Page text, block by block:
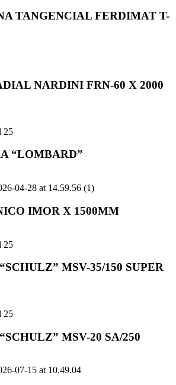
TANGENCIAL FERDIMAT T-
NARDINI FRN-60 X 2000
“LOMBARD”
IMOR X 1500MM
MSV-35/150 SUPER
MSV-20 SA/250